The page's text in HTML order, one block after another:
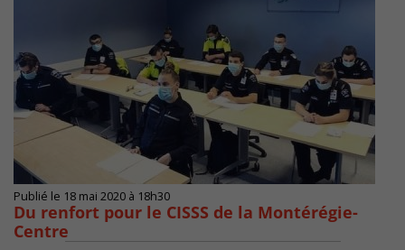
Publié le 18 mai 2020 à 18h30
Du renfort pour le CISSS de la Montérégie-
Centre